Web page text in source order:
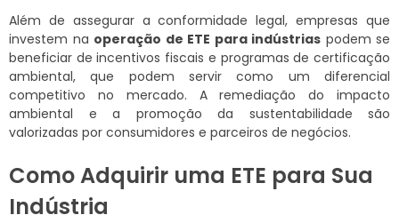
Além de assegurar a conformidade legal, empresas que
investem na operação de ETE para indústrias podem se
beneficiar de incentivos fiscais e programas de certificação
ambiental, que podem servir como um diferencial
competitivo no mercado. A remediação do impacto
ambiental e a promoção da sustentabilidade são
valorizadas por consumidores e parceiros de negócios.
Como Adquirir uma ETE para Sua
Indústria